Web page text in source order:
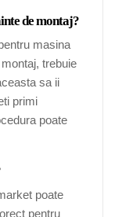
de montaj?
masina
trebuie
sa ii
primi
poate
poate
pentru